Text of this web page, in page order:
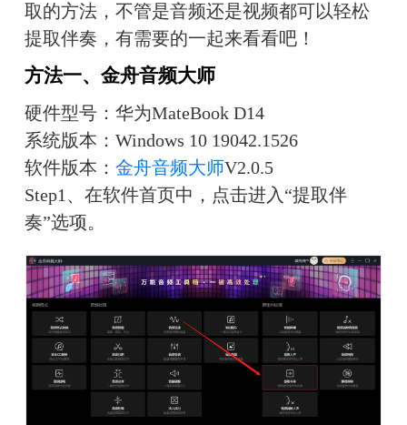
取的方法，不管是音频还是视频都可以轻松
提取伴奏，有需要的一起来看看吧！
方法一、金舟音频大师
硬件型号：华为MateBook D14
系统版本：Windows 10 19042.1526
软件版本： 金舟音频大师V2.0.5
Step1、在软件首页中，点击进入“提取伴
奏”选项。